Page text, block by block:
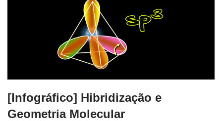
[Infográfico] Hibridização e
Geometria Molecular